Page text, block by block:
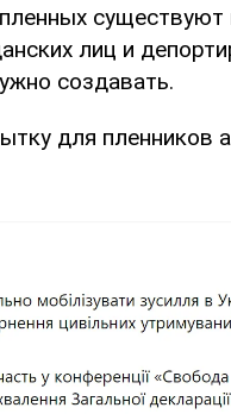
лиц и
создавать.
для пленников